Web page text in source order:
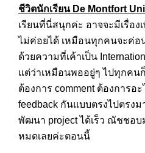
ชีวิตนักเรียน De Montfort
เรียนที่นี่สนุกค่ะ อาจจะมีเรื่อ
ไม่ค่อยได้ เหมือนทุกคนจะค่อ
ด้วยความที่เค้าเป็น
แต่ว่าเหมือนพออยู่ๆ ไปทุกคน
ต้องการ comment ต้องการอ
feedback กันแบบตรงไปตรง
พัฒนา project ได้เร็ว ณัชชอบ
หมดเลยค่ะตอนนี้